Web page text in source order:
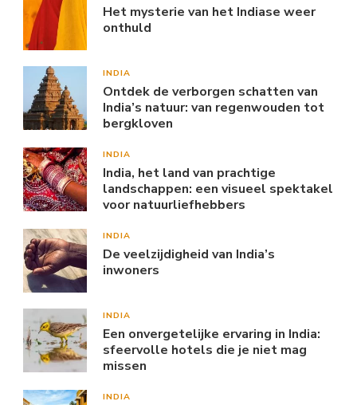
Het mysterie van het Indiase weer
onthuld
INDIA
Ontdek de verborgen schatten van
India’s natuur: van regenwouden tot
bergkloven
INDIA
India, het land van prachtige
landschappen: een visueel spektakel
voor natuurliefhebbers
INDIA
De veelzijdigheid van India’s
inwoners
INDIA
Een onvergetelijke ervaring in India:
sfeervolle hotels die je niet mag
missen
INDIA